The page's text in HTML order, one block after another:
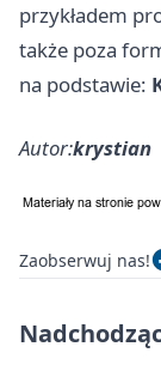
przykładem
także poza
na podstawie:
Autor:krystian
Zaobserwuj nas!